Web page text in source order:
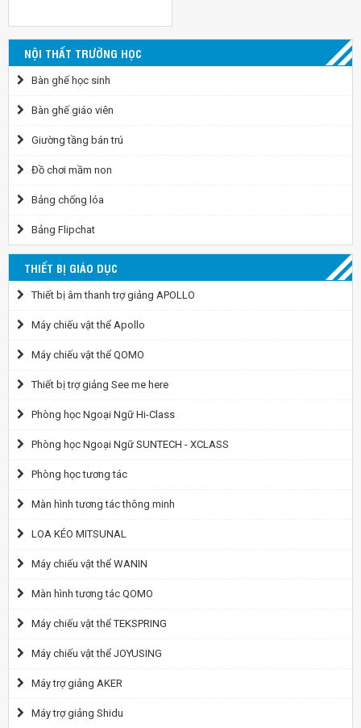
NỘI THẤT TRƯỜNG HỌC
Bàn ghế học sinh
Bàn ghế giáo viên
Giường tầng bán trú
Đồ chơi mầm non
Bảng chống lóa
Bảng Flipchat
THIẾT BỊ GIÁO DỤC
Thiết bị âm thanh trợ giảng APOLLO
Máy chiếu vật thể Apollo
Máy chiếu vật thể QOMO
Thiết bị trợ giảng See me here
Phòng học Ngoại Ngữ Hi-Class
Phòng học Ngoại Ngữ SUNTECH - XCLASS
Phòng học tương tác
Màn hình tương tác thông minh
LOA KÉO MITSUNAL
Máy chiếu vật thể WANIN
Màn hình tương tác QOMO
Máy chiếu vật thể TEKSPRING
Máy chiếu vật thể JOYUSING
Máy trợ giảng AKER
Máy trợ giảng Shidu